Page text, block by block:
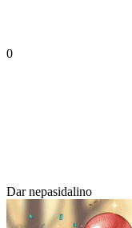
0
Dar nepasidalino